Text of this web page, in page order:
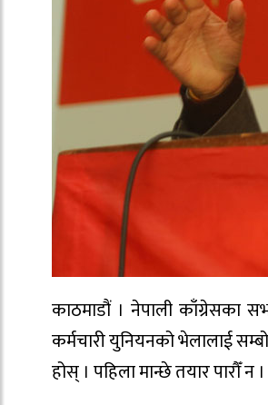
काठमाडौं । नेपाली काँग्रेसका
कर्मचारी युनियनको भेलालाई
होस् । पहिला मान्छे तयार पारौँ न ।